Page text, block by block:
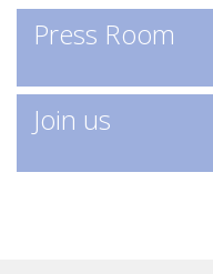
Press Room
Join us